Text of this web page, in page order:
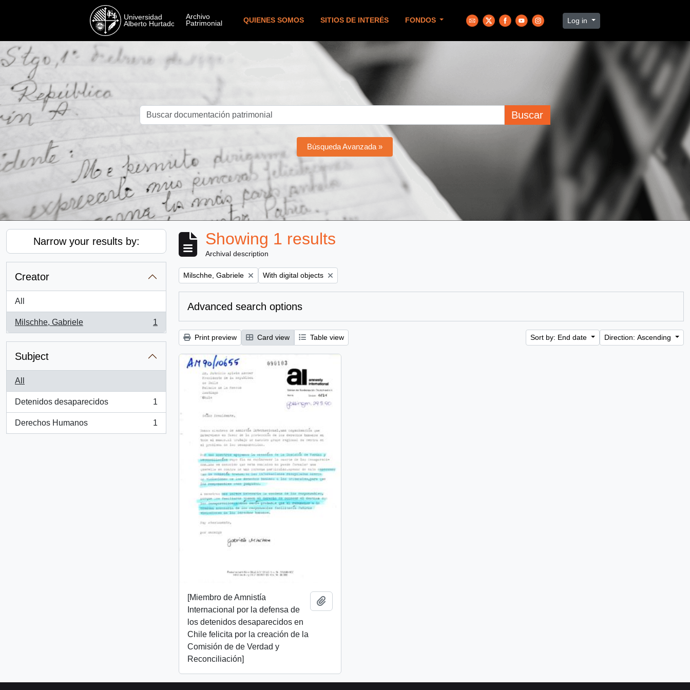
QUIENES SOMOS SITIOS DE INTERÉS FONDOS Log in
Buscar
Búsqueda Avanzada »
Narrow your results by:
Creator
All
Milschhe, Gabriele
, 1 results
1
Subject
All
Detenidos desaparecidos
, 1 results
1
Derechos Humanos
, 1 results
1
Showing 1 results
Archival description
Remove filter:
Milschhe, Gabriele Remove filter:
With digital objects
Advanced search options
Print preview Card view Table view Sort by: End date Direction: Ascending
[Miembro de Amnistía
Internacional por la defensa de
los detenidos desaparecidos en
Chile felicita por la creación de la
Comisión de de Verdad y
Reconciliación]